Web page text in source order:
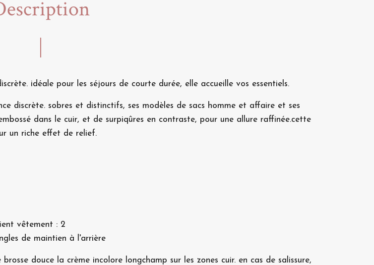
idéale pour les séjours de courte durée, elle accueille vos essentiels.
discrète. sobres et distinctifs, ses modèles de sacs homme et affaire et ses
dans le cuir, et de surpiqûres en contraste, pour une allure raffinée.cette
un riche effet de relief.
vêtement : 2
de maintien à l'arrière
douce la crème incolore longchamp sur les zones cuir. en cas de salissure,